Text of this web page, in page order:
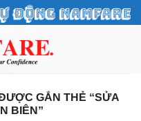
GẮN THẺ “SỬA
BIÊN”